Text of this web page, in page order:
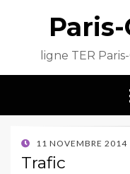
ligne TER
POSTED
ON
11 NOVEMBRE 2014
Trafic